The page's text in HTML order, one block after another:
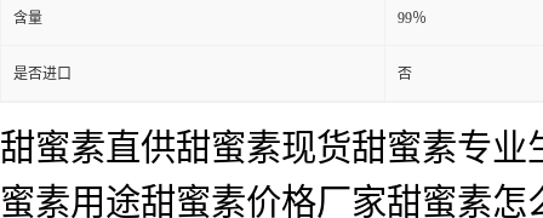
含量 99％
是否进口 否
甜蜜素直供甜蜜素现货甜蜜素专
蜜素用途甜蜜素价格厂家甜蜜素